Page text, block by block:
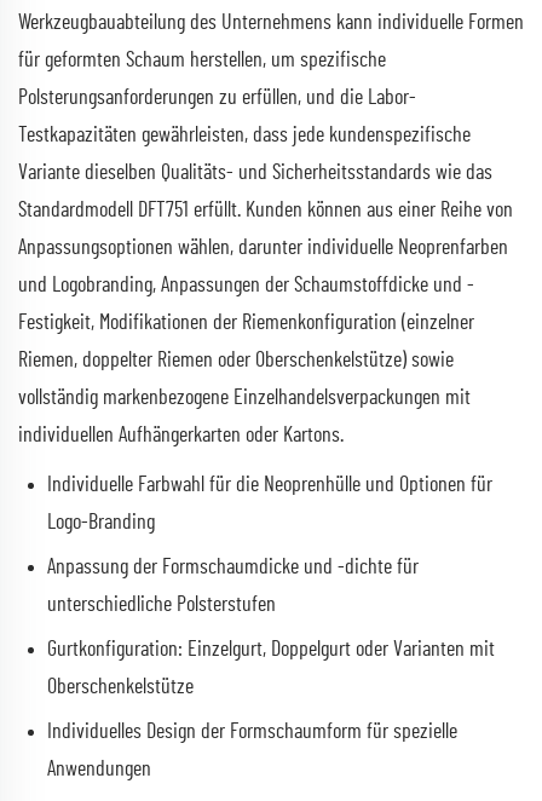
Werkzeugbauabteilung des Unternehmens kann individuelle Formen
für geformten Schaum herstellen, um spezifische
Polsterungsanforderungen zu erfüllen, und die Labor-
Testkapazitäten gewährleisten, dass jede kundenspezifische
Variante dieselben Qualitäts- und Sicherheitsstandards wie das
Standardmodell DFT751 erfüllt. Kunden können aus einer Reihe von
Anpassungsoptionen wählen, darunter individuelle Neoprenfarben
und Logobranding, Anpassungen der Schaumstoffdicke und -
Festigkeit, Modifikationen der Riemenkonfiguration (einzelner
Riemen, doppelter Riemen oder Oberschenkelstütze) sowie
vollständig markenbezogene Einzelhandelsverpackungen mit
individuellen Aufhängerkarten oder Kartons.
Individuelle Farbwahl für die Neoprenhülle und Optionen für
Logo-Branding
Anpassung der Formschaumdicke und -dichte für
unterschiedliche Polsterstufen
Gurtkonfiguration: Einzelgurt, Doppelgurt oder Varianten mit
Oberschenkelstütze
Individuelles Design der Formschaumform für spezielle
Anwendungen